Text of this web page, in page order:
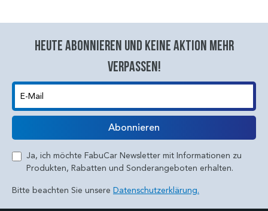
Heute abonnieren und keine aktion mehr
verpassen!
E-Mail
Abonnieren
Ja, ich möchte FabuCar Newsletter mit Informationen zu
Produkten, Rabatten und Sonderangeboten erhalten.
Bitte beachten Sie unsere Datenschutzerklärung.